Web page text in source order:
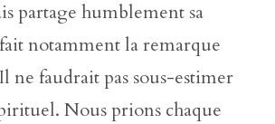
partage humblement sa
notamment la remarque
ne faudrait pas sous-estimer
Nous prions chaque